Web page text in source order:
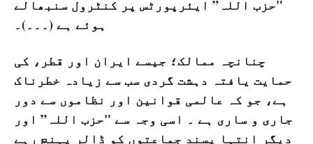
"حزب اللہ” ایئرپورٹس پر کنٹرول سنبھالے
ہوئے ہے (۔۔۔)۔
چنانچہ ممالک؛ جیسے ایران اور قطر، کی
حمایت یافتہ دہشت گردی سب سے زیادہ خطرناک
ہے، جو کہ عالمی قوانین اور نظاموں سے دور
جاری و ساری ہے ۔ اسی وجہ سے "حزب اللہ” اور
دیگر انتہا پسند جماعتوں کو ڈالر پہنچ رہے